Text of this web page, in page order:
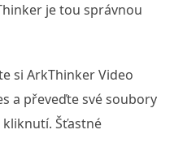
je tou správnou
si ArkThinker Video
a převeďte své soubory
kliknutí. Šťastné